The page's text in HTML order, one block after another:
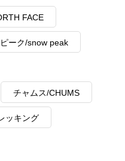
FACE
ーク/snow peak
チャムス/CHUMS
ッキング